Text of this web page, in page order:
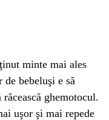
minte mai ales
bebeluşi e să
ghemotocul.
uşor şi mai repede